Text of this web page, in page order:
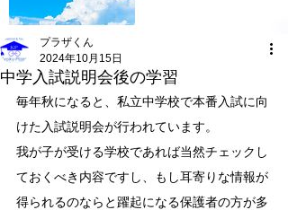
中学入試説明会後の学習
プラザくん
2024年10月15日
毎年秋になると、私立中学校で本番入試に向
けた入試説明会が行われています。
我が子が受ける学校であれば当然チェックし
ておくべき内容ですし、もし耳寄りな情報が
得られるのならと躍起になる保護者の方が多